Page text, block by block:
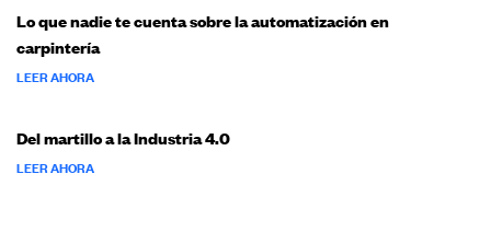
Lo que nadie te cuenta sobre la automatización en
carpintería
LEER AHORA
Del martillo a la Industria 4.0
LEER AHORA